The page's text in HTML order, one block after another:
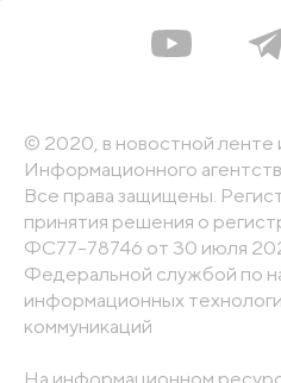
© 2020, в новостной ленте
Информационного
Все права защищены.
принятия решения о
ФС77-78746 от 30 июля
Федеральной службой по
информационных
коммуникаций
На информационном